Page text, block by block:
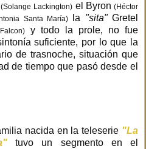
(Solange Lackington) el Byron (Héctor
Santa María) la "sita"Gretel
y todo la prole, no fue
suficiente, por lo que la
de trasnoche, situación que
de tiempo que pasó desde el
nacida en la teleserie "La
tuvo un segmento en el